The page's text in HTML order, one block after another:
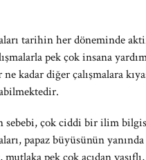
tarihin her döneminde
pek çok insana
kadar diğer çalışmalara
sebebi, çok ciddi bir ilim
papaz büyüsünün